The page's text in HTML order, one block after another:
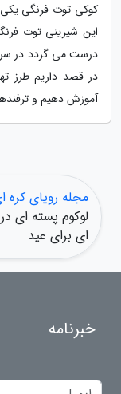
کوکی توت فرنگی
این شیرینی توت
درست می گردد در
در قصد داریم طرز
آموزش دهیم و
مجله رویای کره
ای برای عید
خبرنامه